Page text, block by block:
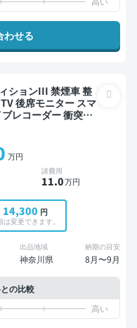
わせる
III 禁煙車 整
後席モニター スマ
レコーダー 衝突軽
万円
諸費用
11.0万円
14,300 円
は変更できます。
出品地域
神奈川県
納期の目安
8月〜9月
の比較